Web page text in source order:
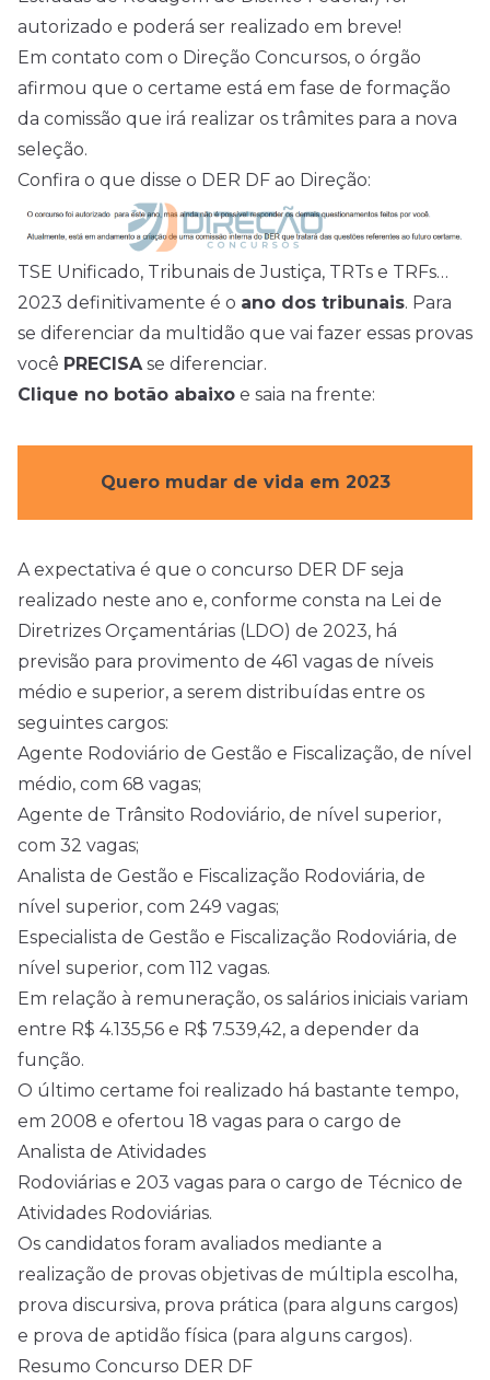
autorizado e poderá ser realizado em breve!
Em contato com o Direção Concursos, o órgão
afirmou que o certame está em fase de formação
da comissão que irá realizar os trâmites para a nova
seleção.
Confira o que disse o DER DF ao Direção:
TSE Unificado, Tribunais de Justiça, TRTs e TRFs…
2023 definitivamente é o ano dos tribunais. Para
se diferenciar da multidão que vai fazer essas provas
você PRECISAse diferenciar.
Clique no botão abaixo e saia na frente:
Quero mudar de vida em 2023
A expectativa é que o concurso DER DF seja
realizado neste ano e, conforme consta na Lei de
Diretrizes Orçamentárias (LDO) de 2023, há
previsão para provimento de 461 vagas de níveis
médio e superior, a serem distribuídas entre os
seguintes cargos:
Agente Rodoviário de Gestão e Fiscalização, de nível
médio, com 68 vagas;
Agente de Trânsito Rodoviário, de nível superior,
com 32 vagas;
Analista de Gestão e Fiscalização Rodoviária, de
nível superior, com 249 vagas;
Especialista de Gestão e Fiscalização Rodoviária, de
nível superior, com 112 vagas.
Em relação à remuneração, os salários iniciais variam
entre R$ 4.135,56 e R$ 7.539,42, a depender da
função.
O último certame foi realizado há bastante tempo,
em 2008 e ofertou 18 vagas para o cargo de
Analista de Atividades
Rodoviárias e 203 vagas para o cargo de Técnico de
Atividades Rodoviárias.
Os candidatos foram avaliados mediante a
realização de provas objetivas de múltipla escolha,
prova discursiva, prova prática (para alguns cargos)
e prova de aptidão física (para alguns cargos).
Resumo Concurso DER DF